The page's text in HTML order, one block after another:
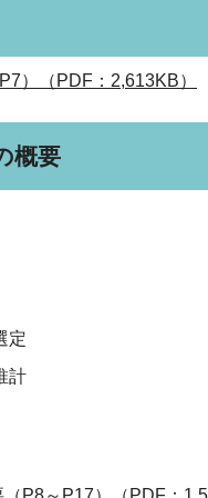
）（PDF：2,613KB）
概要
定
計